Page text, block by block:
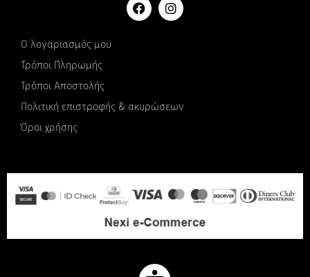
Ο λογαριασμός μου
Τρόποι Πληρωμής
Τρόποι Αποστολής
Πολιτική επιστροφής & ακυρώσεων
Όροι χρήσης